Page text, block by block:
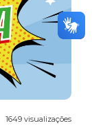
1649 visualizações